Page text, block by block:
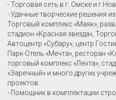
- Торговая сеть в г. Омске и
- Удачные творческие решения
Торговый комплекс «Маяк»,
стадион «Красная звезда»,
Автоцентр «Субару», центр
Парк-Отель «Мечта», ресторан
торговый комплекс «Лента»,
«Заречный» и много других
проектов.
- Помощник в комплектации